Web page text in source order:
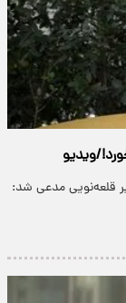
ویدیو
قلعه‌نویی مدعی شد: